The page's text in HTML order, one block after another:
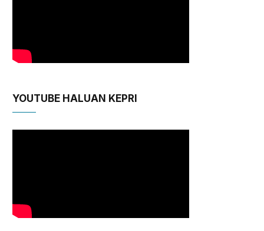
YOUTUBE HALUAN KEPRI